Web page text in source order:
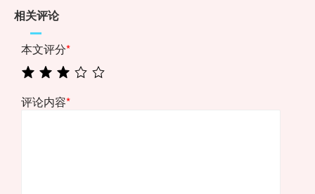
相关评论
本文评分*
评论内容*